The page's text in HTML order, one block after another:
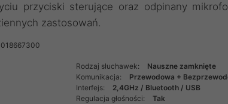
przyciski sterujące oraz odpinany
zastosowań.
Rodzaj słuchawek:
Nauszne zamknięte
Komunikacja:
Przewodowa +
Interfejs:
2,4GHz / Bluetooth / USB
Regulacja głośności:
Tak